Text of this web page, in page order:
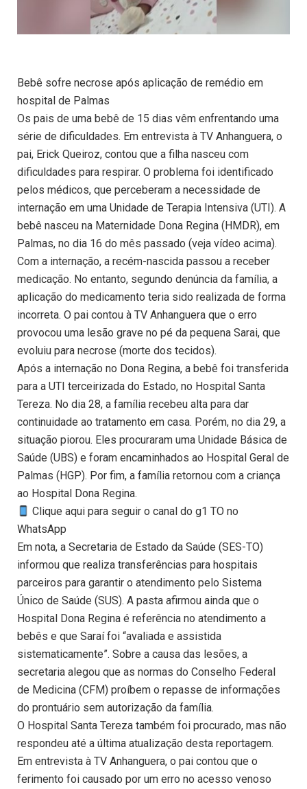
Bebê sofre necrose após aplicação de remédio em
hospital de Palmas
Os pais de uma bebê de 15 dias vêm enfrentando uma
série de dificuldades. Em entrevista à TV Anhanguera, o
pai, Erick Queiroz, contou que a filha nasceu com
dificuldades para respirar. O problema foi identificado
pelos médicos, que perceberam a necessidade de
internação em uma Unidade de Terapia Intensiva (UTI). A
bebê nasceu na Maternidade Dona Regina (HMDR), em
Palmas, no dia 16 do mês passado (veja vídeo acima).
Com a internação, a recém-nascida passou a receber
medicação. No entanto, segundo denúncia da família, a
aplicação do medicamento teria sido realizada de forma
incorreta. O pai contou à TV Anhanguera que o erro
provocou uma lesão grave no pé da pequena Sarai, que
evoluiu para necrose (morte dos tecidos).
Após a internação no Dona Regina, a bebê foi transferida
para a UTI terceirizada do Estado, no Hospital Santa
Tereza. No dia 28, a família recebeu alta para dar
continuidade ao tratamento em casa. Porém, no dia 29, a
situação piorou. Eles procuraram uma Unidade Básica de
Saúde (UBS) e foram encaminhados ao Hospital Geral de
Palmas (HGP). Por fim, a família retornou com a criança
ao Hospital Dona Regina.
Clique aqui para seguir o canal do g1 TO no
WhatsApp
Em nota, a Secretaria de Estado da Saúde (SES-TO)
informou que realiza transferências para hospitais
parceiros para garantir o atendimento pelo Sistema
Único de Saúde (SUS). A pasta afirmou ainda que o
Hospital Dona Regina é referência no atendimento a
bebês e que Saraí foi “avaliada e assistida
sistematicamente”. Sobre a causa das lesões, a
secretaria alegou que as normas do Conselho Federal
de Medicina (CFM) proíbem o repasse de informações
do prontuário sem autorização da família.
O Hospital Santa Tereza também foi procurado, mas não
respondeu até a última atualização desta reportagem.
Em entrevista à TV Anhanguera, o pai contou que o
ferimento foi causado por um erro no acesso venoso